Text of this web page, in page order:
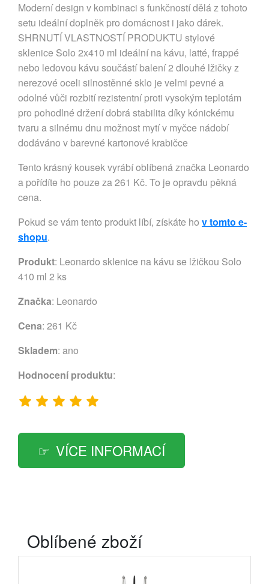
Moderní design v kombinaci s funkčností dělá z tohoto
setu ideální doplněk pro domácnost i jako dárek.
SHRNUTÍ VLASTNOSTÍ PRODUKTU stylové
sklenice Solo 2x410 ml ideální na kávu, latté, frappé
nebo ledovou kávu součástí balení 2 dlouhé lžičky z
nerezové oceli silnostěnné sklo je velmi pevné a
odolné vůči rozbití rezistentní proti vysokým teplotám
pro pohodlné držení dobrá stabilita díky kónickému
tvaru a silnému dnu možnost mytí v myčce nádobí
dodáváno v barevné kartonové krabičce
Tento krásný kousek vyrábí oblíbená značka Leonardo
a pořídíte ho pouze za 261 Kč. To je opravdu pěkná
cena.
Pokud se vám tento produkt líbí, získáte ho v tomto e-
shopu.
Produkt: Leonardo sklenice na kávu se lžičkou Solo
410 ml 2 ks
Značka: Leonardo
Cena: 261 Kč
Skladem: ano
Hodnocení produktu:
VÍCE INFORMACÍ
Oblíbené zboží